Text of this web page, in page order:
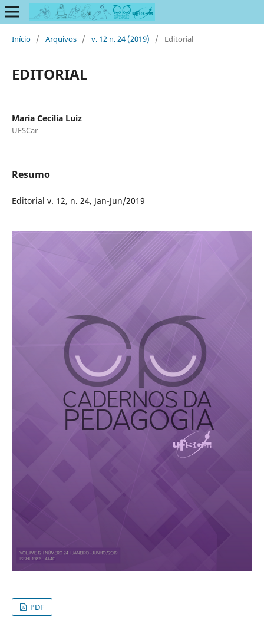
Início / Arquivos / v. 12 n. 24 (2019) / Editorial
EDITORIAL
Maria Cecília Luiz
UFSCar
Resumo
Editorial v. 12, n. 24, Jan-Jun/2019
PDF